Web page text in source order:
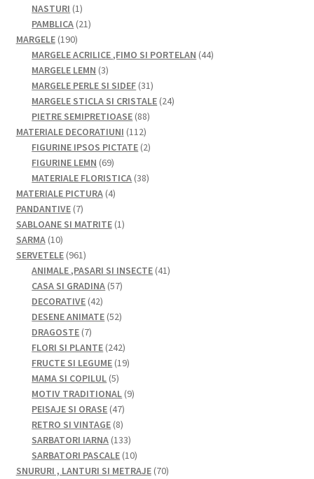
NASTURI 11
produs
PAMBLICA 2121
produse
MARGELE 190190
de
produse
MARGELE ACRILICE ,FIMO SI PORTELAN 4444
MARGELE LEMN 33
produse
MARGELE PERLE SI SIDEF 3131
de
MARGELE STICLA SI CRISTALE 2424
PIETRE SEMIPRETIOASE 8888
produse
MATERIALE DECORATIUNI 112112
produse
FIGURINE IPSOS PICTATE 22
FIGURINE LEMN 6969
de
produse
MATERIALE FLORISTICA 3838
MATERIALE PICTURA 44
PANDANTIVE 77
produse
SABLOANE SI MATRITE 11
SARMA 1010
produse
SERVETELE 961961
de
produse
ANIMALE ,PASARI SI INSECTE 4141
CASA SI GRADINA 5757
produse
DECORATIVE 4242
de
DESENE ANIMATE 5252
produse
DRAGOSTE 77
produse
FLORI SI PLANTE 242242
de
FRUCTE SI LEGUME 1919
MAMA SI COPILUL 55
produse
MOTIV TRADITIONAL 99
PEISAJE SI ORASE 4747
de
produse
RETRO SI VINTAGE 88
produse
SARBATORI IARNA 133133
de
produse
SARBATORI PASCALE 1010
produse
SNURURI , LANTURI SI METRAJE 7070